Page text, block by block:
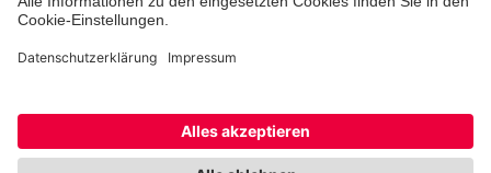
Cookie-Einstellungen Datenschutz Barrierefreiheit